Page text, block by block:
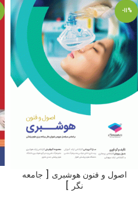
-11%
اصول و فنون هوشبری [ جامعه
نگر ]